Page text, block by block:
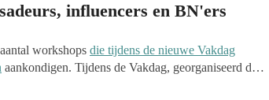
influencers en BN'ers
workshops die tijdens de nieuwe Vakdag
aankondigen. Tijdens de Vakdag, georganiseerd door